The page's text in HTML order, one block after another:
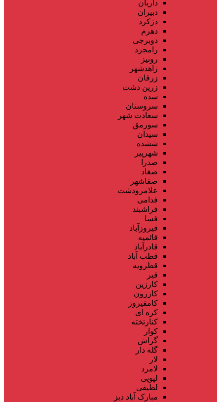
داریان
دبیران
دژکرد
دهرم
دوبرجی
رامجرد
رونیز
زاهدشهر
زرقان
زرین دشت
سده
سروستان
سعادت شهر
سورمق
سیدان
ششده
شهرپیر
صدرا
صغاد
صفاشهر
علامرودشت
فدامی
فراشبند
فسا
فیروزآباد
قائمیه
قادرآباد
قطب آباد
قطرویه
قیر
کارزین
کازرون
کامفیروز
کره ای
کنارتخته
کوار
گراش
گله دار
لار
لامرد
لپویی
لطیفی
مبارک آباد دیز